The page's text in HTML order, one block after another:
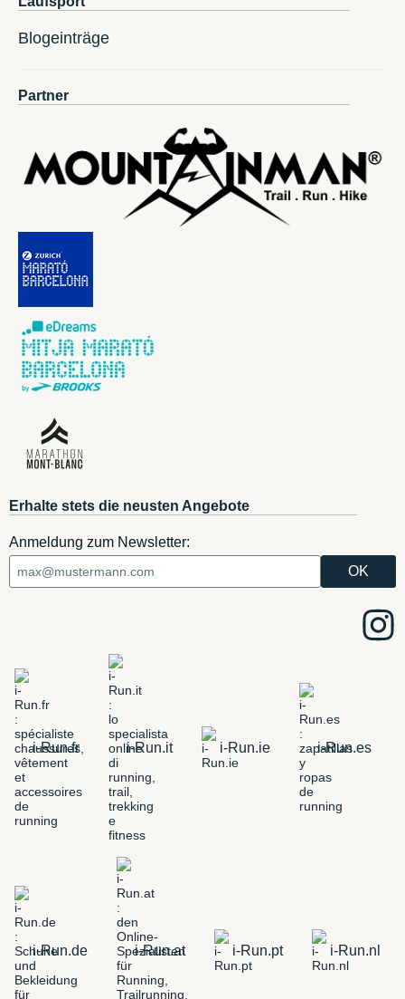
Blogeinträge
Partner
Erhalte stets die neusten Angebote
Anmeldung zum Newsletter:
i-Run.fr i-Run.it i-Run.ie i-Run.es
i-Run.de i-Run.at i-Run.pt i-Run.nl